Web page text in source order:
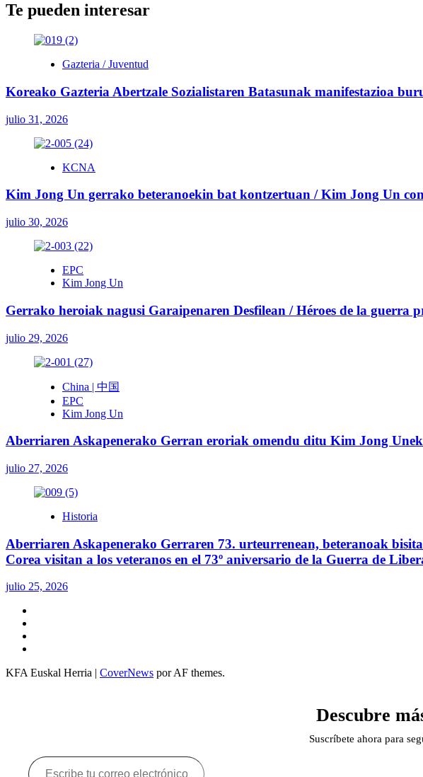
Te pueden interesar
Gazteria / Juventud
Koreako Gazteria Abertzale Sozialistaren Batasunak manifestazioa
julio 31, 2026
KCNA
Kim Jong Un gerrako beteranoekin bat kontzertuan / Kim Jong Un
julio 30, 2026
EPC
Kim Jong Un
Gerrako heroiak nagusi Garaipenaren Desfilean / Héroes de la guerra
julio 29, 2026
China | 中国
EPC
Kim Jong Un
Aberriaren Askapenerako Gerran eroriak omendu ditu Kim Jong
julio 27, 2026
Historia
Aberriaren Askapenerako Gerraren 73. urteurrenean, beteranoak
Corea visitan a los veteranos en el 73º aniversario de la Guerra de
julio 25, 2026
KFA Euskal Herria | CoverNews por AF themes.
Descubre
Suscríbete ahora para
Escribe